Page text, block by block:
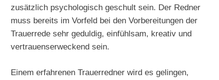
zusätzlich psychologisch geschult sein. Der Redner
muss bereits im Vorfeld bei den Vorbereitungen der
Trauerrede sehr geduldig, einfühlsam, kreativ und
vertrauenserweckend sein.
Einem erfahrenen Trauerredner wird es gelingen,